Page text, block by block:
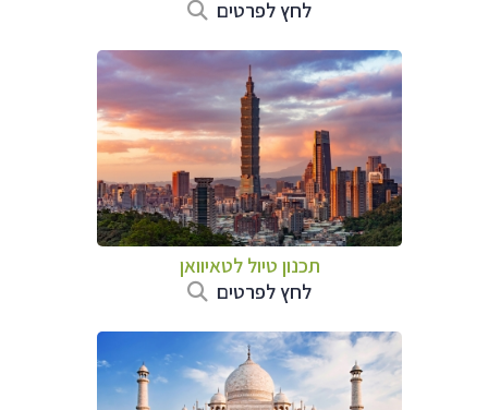
לחץ לפרטים
תכנון טיול לטאיוואן
לחץ לפרטים